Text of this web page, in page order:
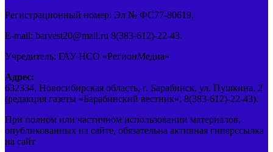
Регистрационный номер: Эл № ФС77-80619.
E-mail: barvest20@mail.ru 8(383-612)-22-43.
Учредитель: ГАУ НСО «РегионМедиа»
Адрес:
632334, Новосибирская область, г. Барабинск, ул. Пушкина, 2
(редакция газеты «Барабинский вестник», 8(383-612)-22-43).
При полном или частичном использовании материалов,
опубликованных на сайте, обязательна активная гиперссылка
на сайт